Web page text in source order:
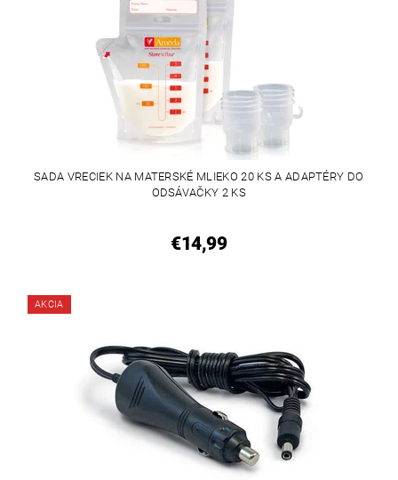
SADA VRECIEK NA MATERSKÉ MLIEKO 20 KS A ADAPTÉRY DO
ODSÁVAČKY 2 KS
€14,99
AKCIA